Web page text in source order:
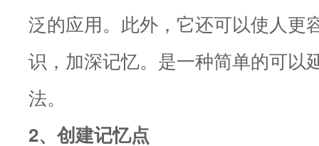
泛的应用。此外，它还可以使人更
识，加深记忆。是一种简单的可以
法。
2、创建记忆点